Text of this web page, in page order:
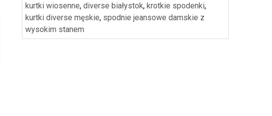
kurtki wiosenne,diverse białystok,krotkie spodenki,
kurtki diverse męskie, spodnie jeansowe damskie z
wysokim stanem